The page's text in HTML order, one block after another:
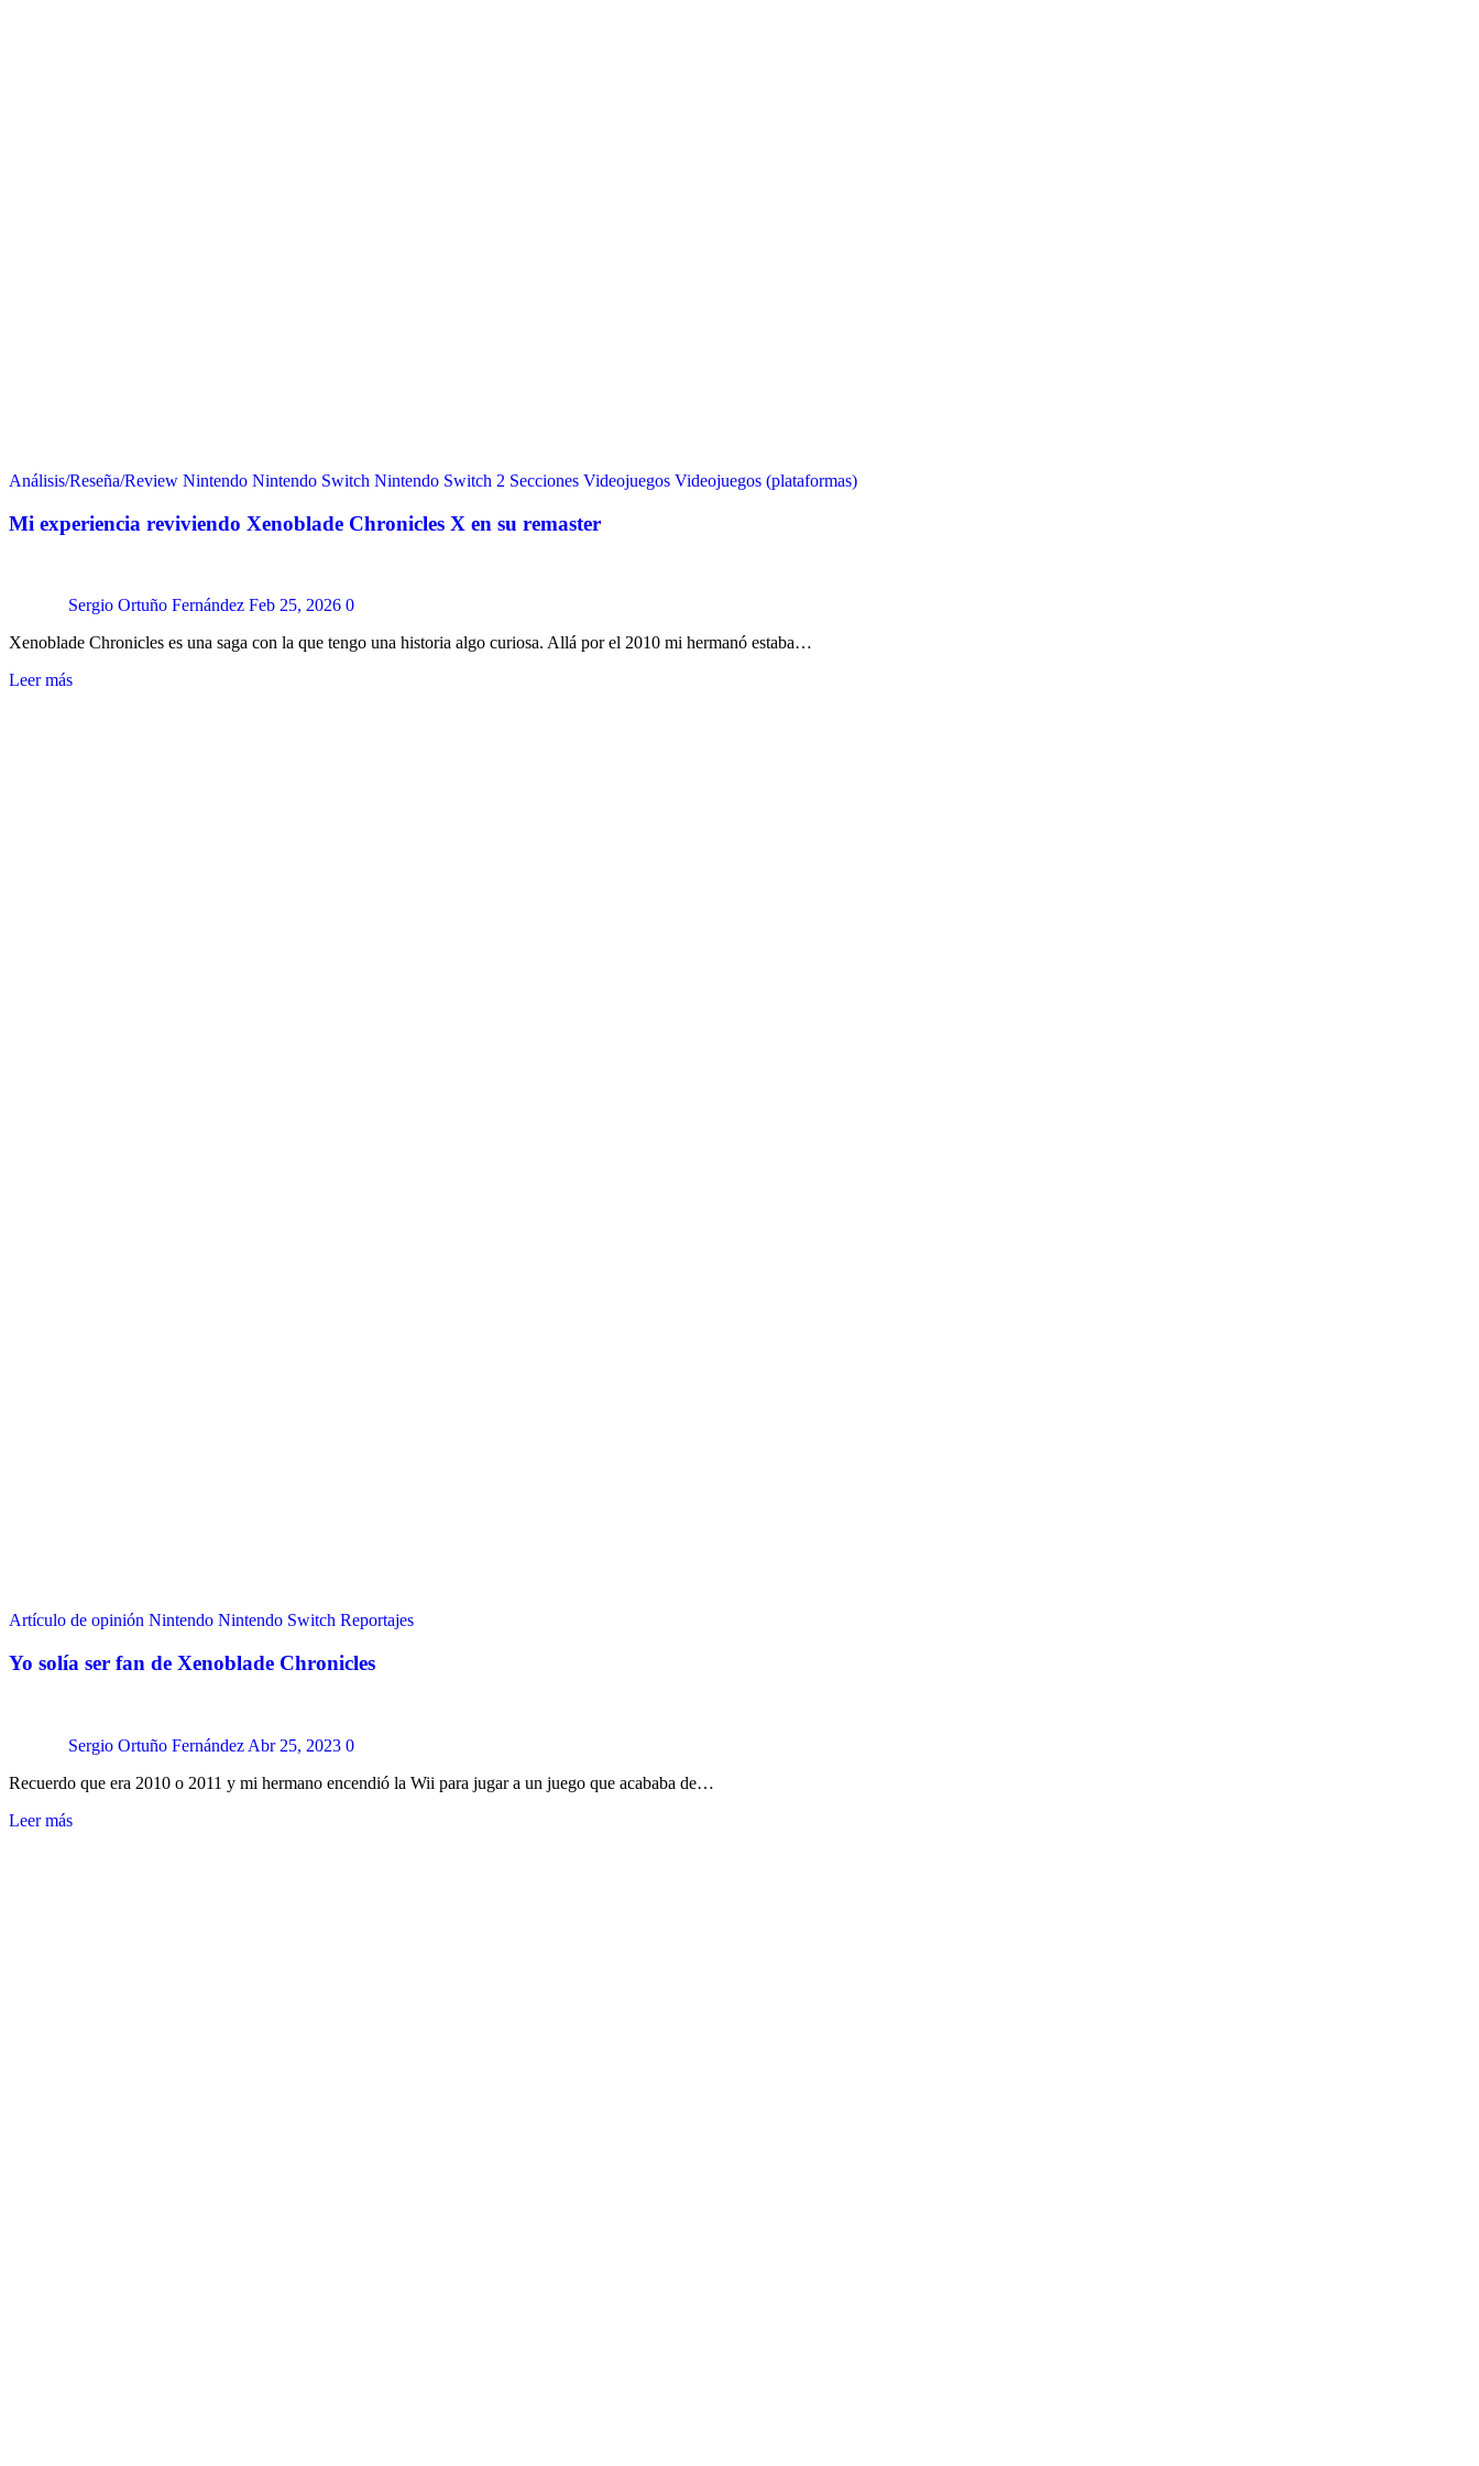
Análisis/Reseña/Review Nintendo Nintendo Switch Nintendo Switch 2 Secciones Videojuegos Videojuegos (plataformas)
Mi experiencia reviviendo Xenoblade Chronicles X en su remaster
Sergio Ortuño Fernández Feb 25, 2026 0
Xenoblade Chronicles es una saga con la que tengo una historia algo curiosa. Allá por el 2010 mi hermanó estaba…
Leer más
Artículo de opinión Nintendo Nintendo Switch Reportajes
Yo solía ser fan de Xenoblade Chronicles
Sergio Ortuño Fernández Abr 25, 2023 0
Recuerdo que era 2010 o 2011 y mi hermano encendió la Wii para jugar a un juego que acababa de…
Leer más